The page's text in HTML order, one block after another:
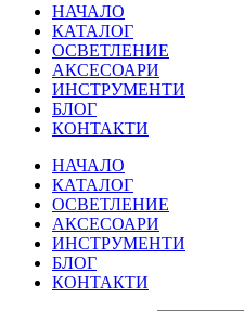
НАЧАЛО
КАТАЛОГ
ОСВЕТЛЕНИЕ
АКСЕСОАРИ
ИНСТРУМЕНТИ
БЛОГ
КОНТАКТИ
НАЧАЛО
КАТАЛОГ
ОСВЕТЛЕНИЕ
АКСЕСОАРИ
ИНСТРУМЕНТИ
БЛОГ
КОНТАКТИ